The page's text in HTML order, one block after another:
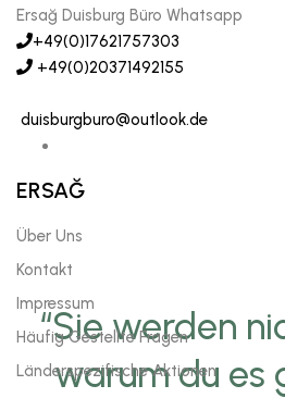
“Sie werden
warum du es
Ersağ Duisburg Büro Whatsapp
+49(0)17621757303
+49(0)20371492155
duisburgburo@outlook.de
ERSAĞ
Über Uns
Kontakt
Impressum
Häufig Gestellte Fragen
Länderspezifische Aktionen